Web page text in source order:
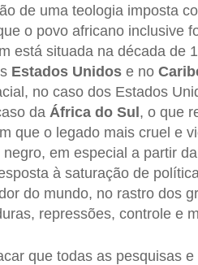
de uma teologia imposta
o povo africano inclusive
está situada na década de
Estados Unidose no
no caso dos Estados
da África do Sul , o que
que o legado mais cruel e
em especial a partir
à saturação de
do mundo, no rastro dos
repressões, controle e
que todas as pesquisas